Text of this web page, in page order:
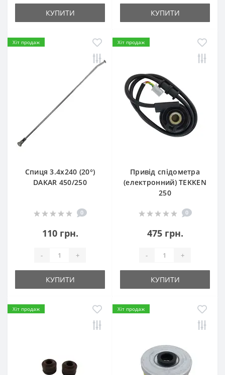
КУПИТИ КУПИТИ
Хіт продаж
Спиця 3.4х240 (20°)
DAKAR 450/250
0
110 грн.
- +
КУПИТИ
Хіт продаж
Привід спідометра
(електронний) TEKKEN
250
0
475 грн.
- +
КУПИТИ
Хіт продаж Хіт продаж